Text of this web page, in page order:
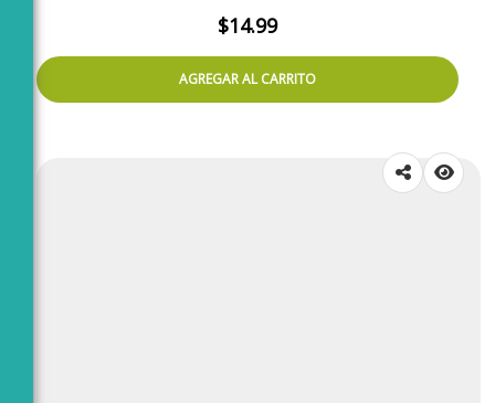
$14.99
AGREGAR AL CARRITO